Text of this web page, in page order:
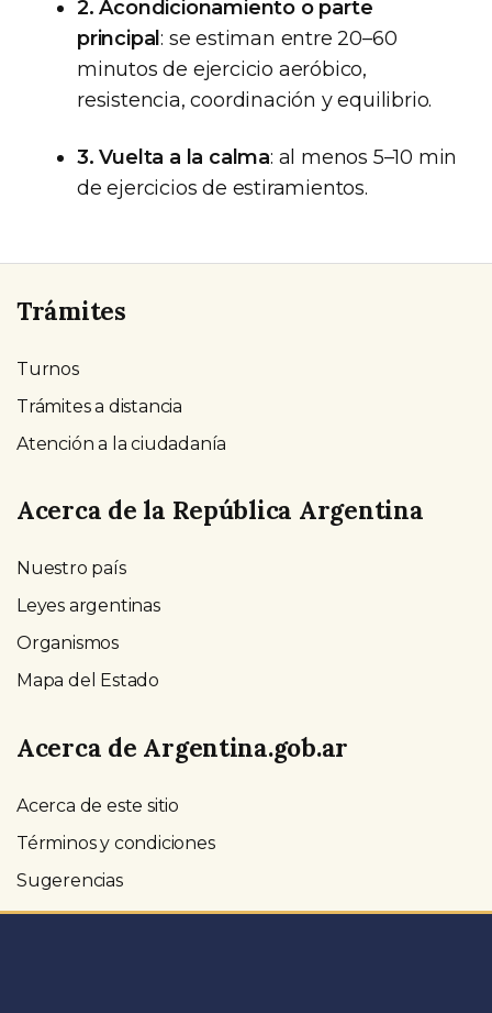
2. Acondicionamiento o parte
principal: se estiman entre 20–60
minutos de ejercicio aeróbico,
resistencia, coordinación y equilibrio.
3. Vuelta a la calma: al menos 5–10 min
de ejercicios de estiramientos.
Trámites
Turnos
Trámites a distancia
Atención a la ciudadanía
Acerca de la República Argentina
Nuestro país
Leyes argentinas
Organismos
Mapa del Estado
Acerca de Argentina.gob.ar
Acerca de este sitio
Términos y condiciones
Sugerencias